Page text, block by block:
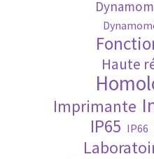
Technique
Validation de la
Haute
Imprimante
IP65 IP66